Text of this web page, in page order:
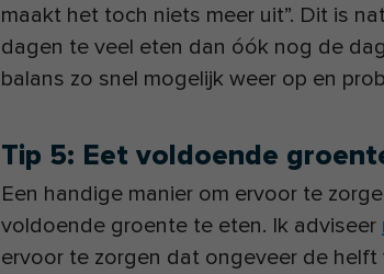
maakt het toch niets meer uit”. Dit is
dagen te veel eten dan óók nog de
balans zo snel mogelijk weer op en
Tip 5: Eet voldoende
Een handige manier om ervoor te
voldoende groente te eten. Ik adviseer
ervoor te zorgen dat ongeveer de